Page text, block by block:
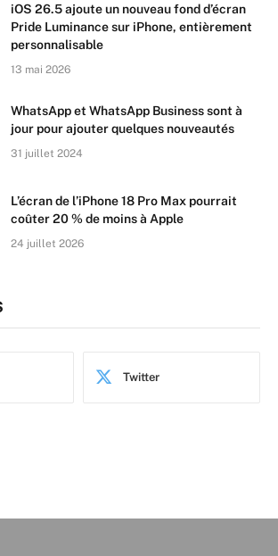
iOS 26.5 ajoute un nouveau fond d’écran
Pride Luminance sur iPhone, entièrement
personnalisable
13 mai 2026
WhatsApp et WhatsApp Business sont à
jour pour ajouter quelques nouveautés
31 juillet 2024
L’écran de l’iPhone 18 Pro Max pourrait
coûter 20 % de moins à Apple
24 juillet 2026
Twitter